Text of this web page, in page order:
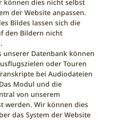
können dies nicht selbst
der Website anpassen.
Bildes lassen sich die
den Bildern nicht
unserer Datenbank können
oder Touren
bei Audiodateien
Modul und die
von unserem
werden. Wir können dies
das System der Website